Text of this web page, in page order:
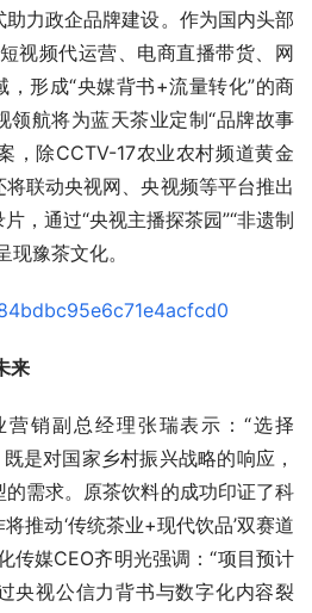
力政企品牌建设。作为国内头部
视频代运营、电商直播带货、网
形成“央媒背书+流量转化”的商
领航将为蓝天茶业定制“品牌故事
，除CCTV-17农业农村频道黄金
联动央视网、央视频等平台推出
，通过“央视主播探茶园”“非遗制
现豫茶文化。
来
销副总经理张瑞表示：“选择
是对国家乡村振兴战略的响应，
需求。原茶饮料的成功印证了科
推动‘传统茶业+现代饮品’双赛道
传媒CEO齐明光强调：“项目预计
央视公信力背书与数字化内容裂